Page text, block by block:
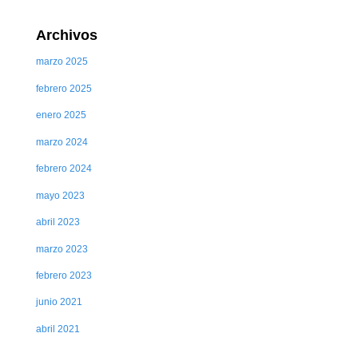
Archivos
marzo 2025
febrero 2025
enero 2025
marzo 2024
febrero 2024
mayo 2023
abril 2023
marzo 2023
febrero 2023
junio 2021
abril 2021